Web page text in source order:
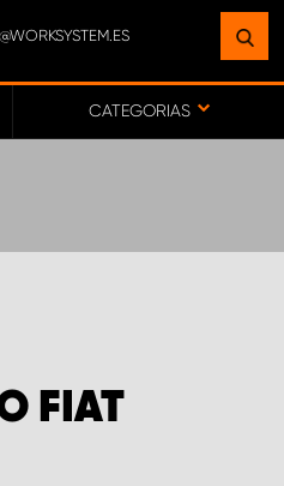
CATEGORIAS
FIAT
INSTALACIÓN
USTED